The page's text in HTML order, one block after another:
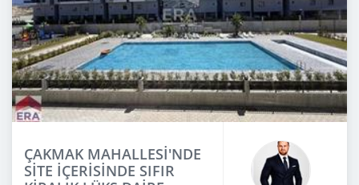
ÇAKMAK MAHALLESİ'NDE
SİTE İÇERİSİNDE SIFIR